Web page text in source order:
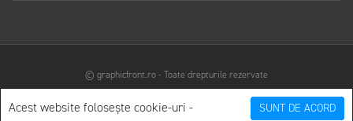
SUNT DE ACORD
Acest website folosește cookie-uri -
© graphicfront.ro - Toate drepturile rezervate